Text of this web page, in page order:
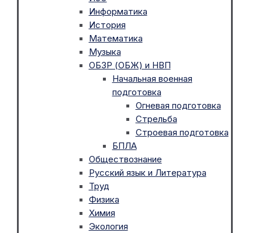
Информатика
История
Математика
Музыка
ОБЗР (ОБЖ) и НВП
Начальная военная
подготовка
Огневая подготовка
Стрельба
Строевая подготовка
БПЛА
Обществознание
Русский язык и Литература
Труд
Физика
Химия
Экология